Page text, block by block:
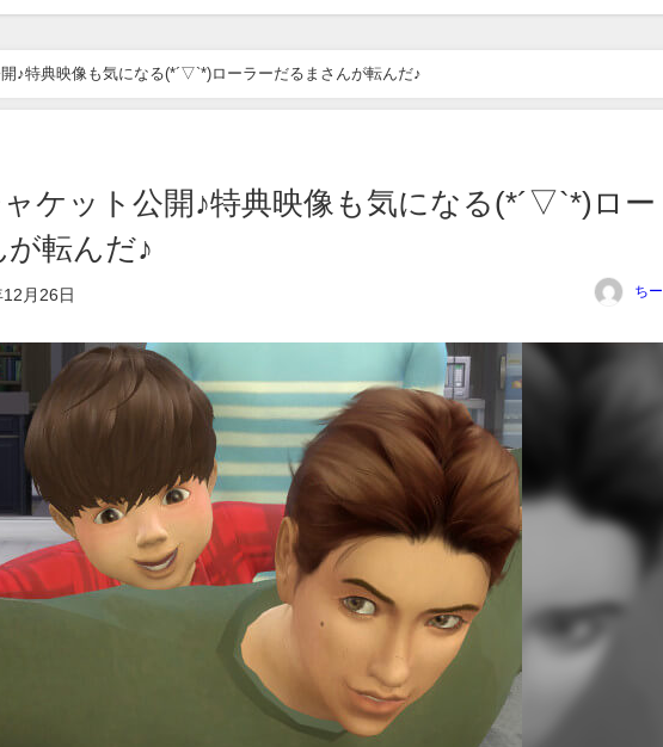
♪特典映像も気になる(*´▽`*)ローラーだるまさんが転んだ♪
ャケット公開♪特典映像も気になる(*´▽`*)ロー
転んだ♪
月26日 ちー